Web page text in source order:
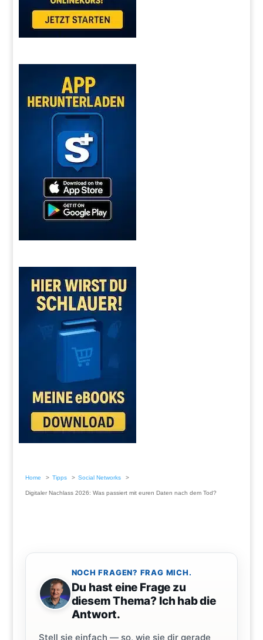
Home Tipps Social Networks
Digitaler Nachlass 2026: Was passiert mit euren Daten nach dem Tod?
NOCH FRAGEN? FRAG MICH.
Du hast eine Frage zu
diesem Thema? Ich hab die
Antwort.
Stell sie einfach — so, wie sie dir gerade